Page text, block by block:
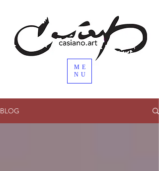
ME
NU
BLOG